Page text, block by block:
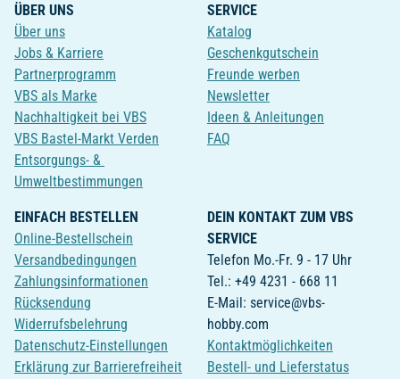
ÜBER UNS
Über uns
Jobs & Karriere
Partnerprogramm
VBS als Marke
Nachhaltigkeit bei VBS
VBS Bastel-Markt Verden
Entsorgungs- &
Umweltbestimmungen
SERVICE
Katalog
Geschenkgutschein
Freunde werben
Newsletter
Ideen & Anleitungen
FAQ
EINFACH BESTELLEN
Online-Bestellschein
Versandbedingungen
Zahlungsinformationen
Rücksendung
Widerrufsbelehrung
Datenschutz-Einstellungen
Erklärung zur Barrierefreiheit
DEIN KONTAKT ZUM VBS
SERVICE
Telefon Mo.-Fr. 9 - 17 Uhr
Tel.: +49 4231 - 668 11
E-Mail: service@vbs-
hobby.com
Kontaktmöglichkeiten
Bestell- und Lieferstatus